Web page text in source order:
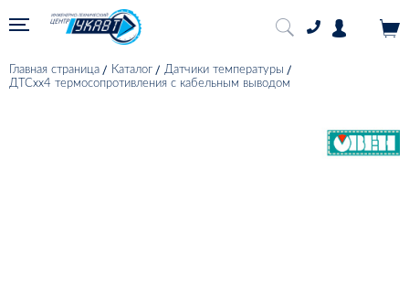
Главная страница Каталог
Датчики температуры
ДТСхх4 термосопротивления с кабельным выводом